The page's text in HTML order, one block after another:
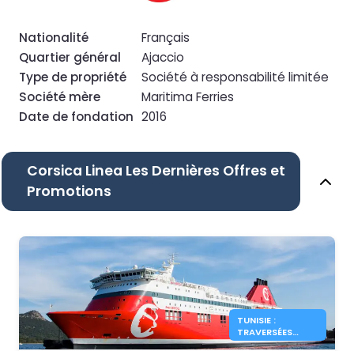
Nationalité
Français
Quartier général
Ajaccio
Type de propriété
Société à responsabilité limitée
Société mère
Maritima Ferries
Date de fondation 2016
Corsica Linea Les Dernières Offres et
Promotions
TUNISIE :
TRAVERSÉES
D’HIVER